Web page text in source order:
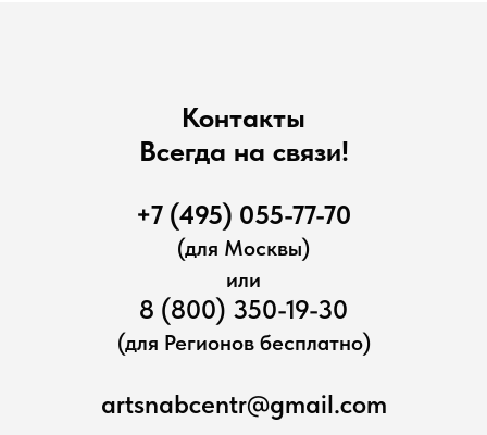
Контакты
Всегда на связи!
+7 (495) 055-77-70
(для Москвы)
или
8 (800) 350-19-30
(для Регионов бесплатно)
artsnabcentr@gmail.com